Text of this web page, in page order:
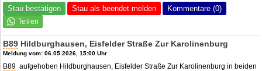
Stau bestätigen Stau als beendet melden Kommentare (0)
B89 Hildburghausen, Eisfelder Straße Zur Karolinenburg
Meldung vom: 06.05.2026, 15:00 Uhr
B89 aufgehoben Hildburghausen, Eisfelder Straße Zur Karolinenburg in beiden